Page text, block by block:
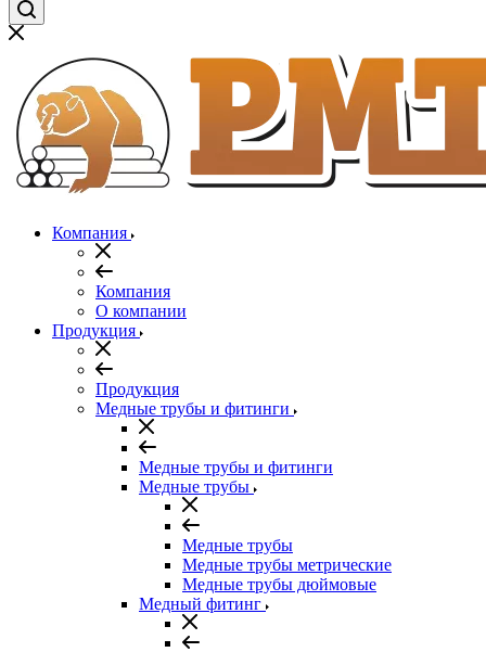
Компания
Компания
О компании
Продукция
Продукция
Медные трубы и фитинги
Медные трубы и фитинги
Медные трубы
Медные трубы
Медные трубы метрические
Медные трубы дюймовые
Медный фитинг